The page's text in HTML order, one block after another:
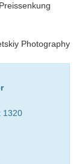
Photography
1320